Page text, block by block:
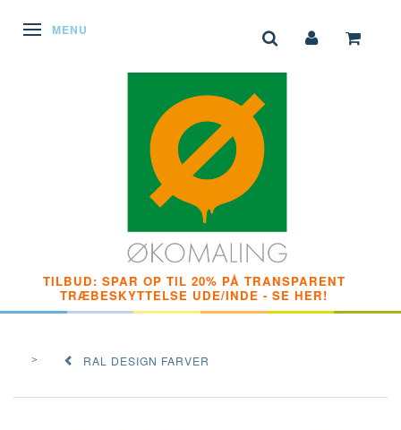
SKIFTE NAVIGATION
MENU
TILBUD: SPAR OP TIL 20% PÅ TRANSPARENT
TRÆBESKYTTELSE UDE/INDE - SE HER!
RAL DESIGN FARVER